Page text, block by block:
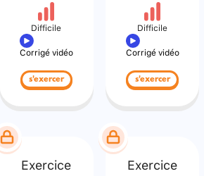
Difficile
Corrigé vidéo
s'exercer
Difficile
Corrigé vidéo
s'exercer
Exercice Exercice